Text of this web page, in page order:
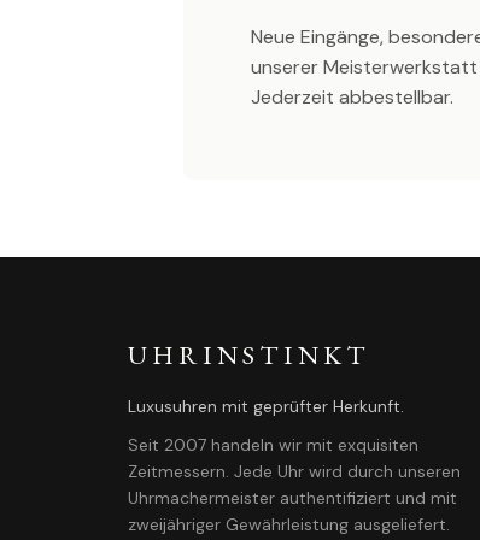
Neue Eingänge,
unserer
Jederzeit abbestellbar.
UHRINSTINKT
Luxusuhren mit geprüfter Herkunft.
Seit 2007 handeln wir mit exquisiten
Zeitmessern. Jede Uhr wird durch unseren
Uhrmachermeister authentifiziert und mit
zweijähriger Gewährleistung ausgeliefert.